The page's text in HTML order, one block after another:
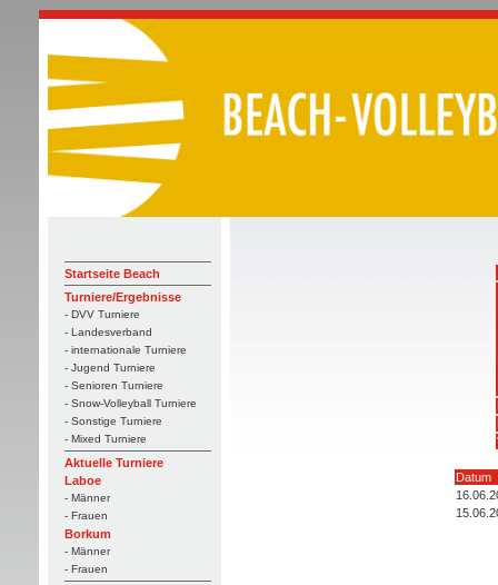
Startseite Beach
Turniere/Ergebnisse
- DVV Turniere
- Landesverband
- internationale Turniere
- Jugend Turniere
- Senioren Turniere
- Snow-Volleyball Turniere
- Sonstige Turniere
- Mixed Turniere
Aktuelle Turniere
Laboe
- Männer
- Frauen
Borkum
- Männer
- Frauen
Datum